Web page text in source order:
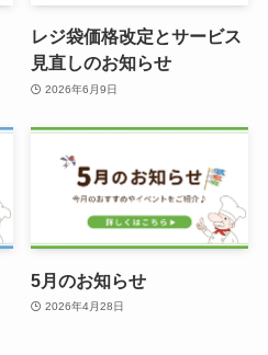
レジ袋価格改定とサービス
見直しのお知らせ
2026年6月9日
5月のお知らせ
2026年4月28日